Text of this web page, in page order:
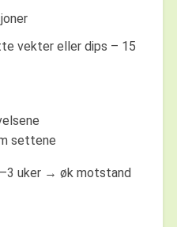
vekter eller dips – 15
settene
uker → øk motstand